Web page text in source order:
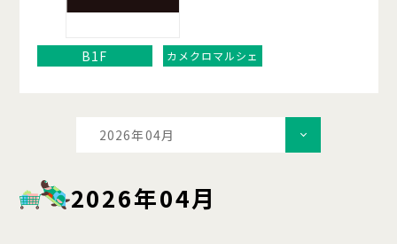
B1F カメクロマルシェ
2026年04月
2026年04月